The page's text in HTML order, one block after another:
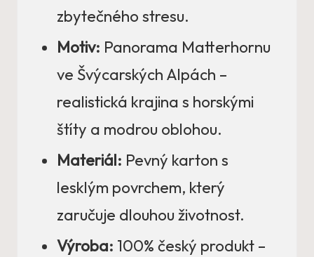
zbytečného stresu.
Motiv: Panorama Matterhornu
ve Švýcarských Alpách –
realistická krajina s horskými
štíty a modrou oblohou.
Materiál: Pevný karton s
lesklým povrchem, který
zaručuje dlouhou životnost.
Výroba: 100% český produkt –